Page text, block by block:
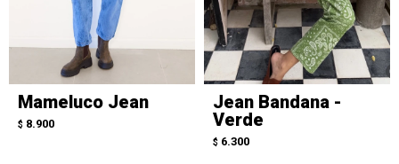
Mameluco Jean
$ 8.900
Jean Bandana -
Verde
$ 6.300